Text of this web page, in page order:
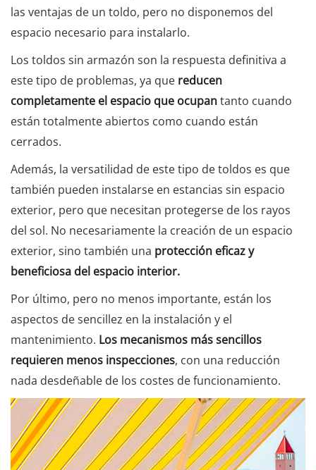
las ventajas de un toldo, pero no disponemos del
espacio necesario para instalarlo.
Los toldos sin armazón son la respuesta definitiva a
este tipo de problemas, ya que reducen
completamente el espacio que ocupantanto cuando
están totalmente abiertos como cuando están
cerrados.
Además, la versatilidad de este tipo de toldos es que
también pueden instalarse en estancias sin espacio
exterior, pero que necesitan protegerse de los rayos
del sol. No necesariamente la creación de un espacio
exterior, sino también una protección eficaz y
beneficiosa del espacio interior.
Por último, pero no menos importante, están los
aspectos de sencillez en la instalación y el
mantenimiento. Los mecanismos más sencillos
requieren menos inspecciones, con una reducción
nada desdeñable de los costes de funcionamiento.